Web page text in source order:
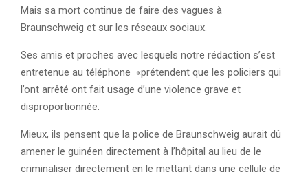
Mais sa mort continue de faire des vagues à
Braunschweig et sur les réseaux sociaux.
Ses amis et proches avec lesquels notre rédaction s’est
entretenue au téléphone «prétendent que les policiers qui
l’ont arrêté ont fait usage d’une violence grave et
disproportionnée.
Mieux, ils pensent que la police de Braunschweig aurait dû
amener le guinéen directement à l’hôpital au lieu de le
criminaliser directement en le mettant dans une cellule de